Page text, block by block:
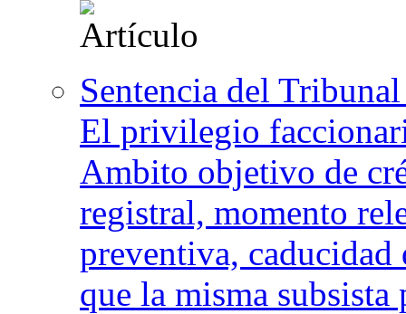
Sentencia del
El privilegio
Ambito objetivo de
registral, momento
preventiva, caducidad
que la misma